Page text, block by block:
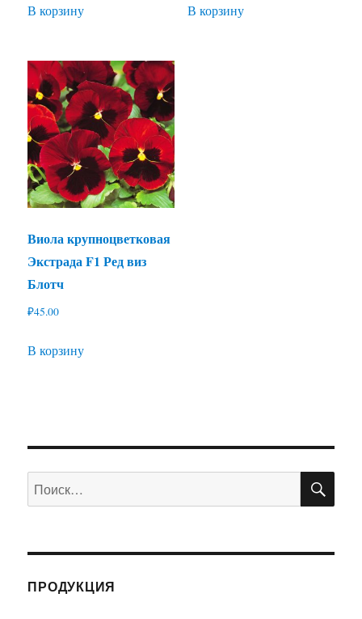
В корзину В корзину
Виола крупноцветковая
Экстрада F1 Ред виз
Блотч
₽45.00
В корзину
Искать:
ПРОДУКЦИЯ